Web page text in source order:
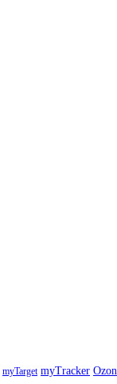
myTarget myTracker Ozon